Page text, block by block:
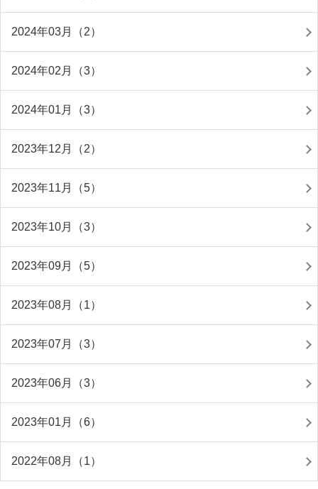
2024年03月（2）
2024年02月（3）
2024年01月（3）
2023年12月（2）
2023年11月（5）
2023年10月（3）
2023年09月（5）
2023年08月（1）
2023年07月（3）
2023年06月（3）
2023年01月（6）
2022年08月（1）